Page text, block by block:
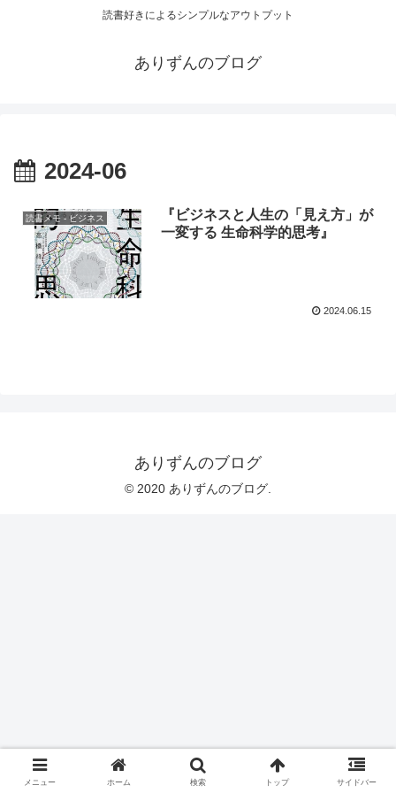
読書好きによるシンプルなアウトプット
ありずんのブログ
2024-06
読書メモ - ビジネス
『ビジネスと人生の「見え方」が
一変する 生命科学的思考』
2024.06.15
ありずんのブログ
© 2020 ありずんのブログ.
メニュー ホーム 検索 トップ サイドバー